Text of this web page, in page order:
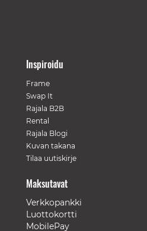
Inspiroidu
Frame
Swap It
Rajala B2B
Rental
Rajala Blogi
Kuvan takana
Tilaa uutiskirje
Maksutavat
Verkkopankki
Luottokortti
MobilePay